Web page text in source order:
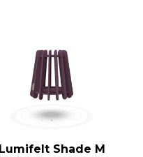
Lumifelt Shade M